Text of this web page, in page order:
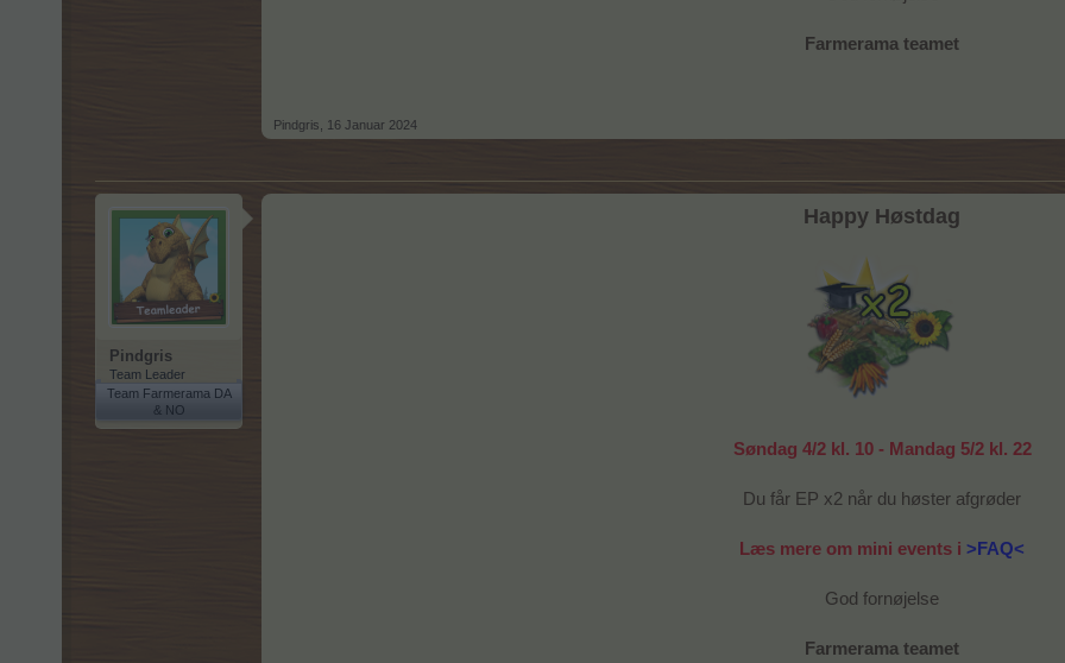
Farmerama teamet
Pindgris 16 Januar 2024
Pindgris
Team Leader
Team Farmerama DA
& NO
Happy Høstdag
Søndag 4/2 kl. 10 - Mandag 5/2 kl. 22
Du får EP x2 når du høster afgrøder
Læs mere om mini events i >FAQ<
God fornøjelse
Farmerama teamet